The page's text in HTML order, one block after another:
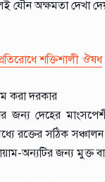
যৌন অক্ষমতা দেখা
শক্তিশালী ঔষধ
করা দরকার
জন্য দেহের
রক্তের সঠিক
অন্যটির জন্য মুক্ত